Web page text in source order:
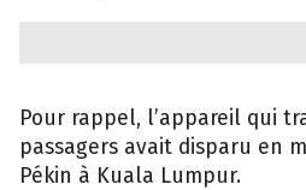
Pour rappel, l’appareil qui
passagers avait disparu en
Pékin à Kuala Lumpur.